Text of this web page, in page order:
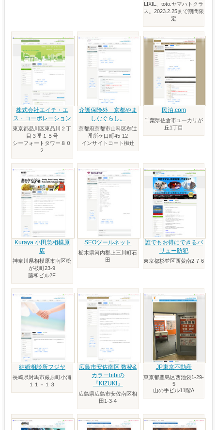
LIXIL、toto.ヤマハトクラ
ス。2023.2.25まで期間限
定
株式会社エイチ・エ
ス・コーポレーション
東京都品川区東品川２丁
目３番１５号
シーフォートタワー８０
２
介護保険外 京都やま
しなぐらし。
京都府京都市山科区椥辻
番所ケ口町45-12
インサイトコート椥辻
民泊.com
千葉県佐倉市ユーカリが
丘1丁目
Kuraya 小田急相模原
店
神奈川県相模原市南区松
が枝町23-9
藤和ビル2F
SEOツールネット
栃木県河内郡上三川町石
田
誰でもお得にできるバ
リュー防犯
東京都杉並区西荻南2-7-6
結婚相談所フジヤ
長崎県対馬市厳原町小浦
１１－１３
広島市安佐南区 数秘&
カラーbibiの
『KIZUKI』
広島県広島市安佐南区相
田1-3-4
JP東京不動産
東京都豊島区西池袋1-29-
5
山の手ビル11階A